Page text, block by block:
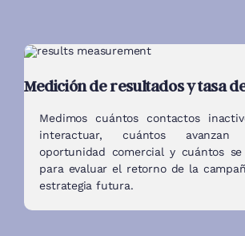
Medición de resultados y tasa
Medimos cuántos contactos
interactuar, cuántos
oportunidad comercial y cuántos
para evaluar el retorno de la
estrategia futura.